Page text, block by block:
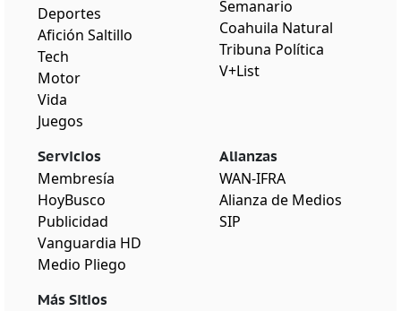
Deportes
Afición Saltillo
Tech
Motor
Vida
Juegos
Semanario
Coahuila Natural
Tribuna Política
V+List
Servicios
Membresía
HoyBusco
Publicidad
Vanguardia HD
Medio Pliego
Más Sitios
Alianzas
WAN-IFRA
Alianza de Medios
SIP